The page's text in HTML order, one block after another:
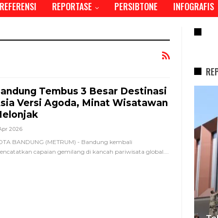
REFERENSI REPORTASE PERSIBTONE INFOGRAFIS
Tembus 3 Besar Destinasi
Versi Agoda, Minat Wisatawan
2026
BANDUNG (METRUM) - Bandung kembali
capaian gemilang di kancah pariwisata global.
REPORTASE